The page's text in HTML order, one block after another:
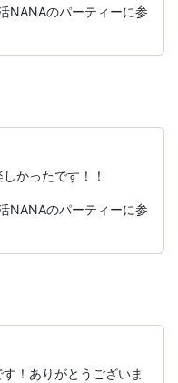
NANAのパーティーに参
かったです！！
NANAのパーティーに参
！ありがとうございま